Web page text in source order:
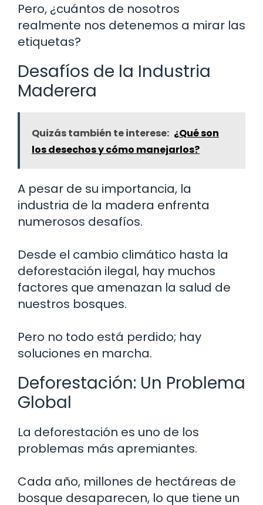
Pero, ¿cuántos de nosotros
realmente nos detenemos a mirar las
etiquetas?
Desafíos de la Industria
Maderera
Quizás también te interese: ¿Qué son
los desechos y cómo manejarlos?
A pesar de su importancia, la
industria de la madera enfrenta
numerosos desafíos.
Desde el cambio climático hasta la
deforestación ilegal, hay muchos
factores que amenazan la salud de
nuestros bosques.
Pero no todo está perdido; hay
soluciones en marcha.
Deforestación: Un Problema
Global
La deforestación es uno de los
problemas más apremiantes.
Cada año, millones de hectáreas de
bosque desaparecen, lo que tiene un